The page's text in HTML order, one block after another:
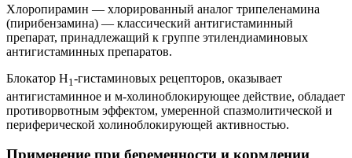
Хлоропирамин — хлорированный аналог трипеленамина
(пирибензамина) — классический антигистаминный
препарат, принадлежащий к группе этилендиаминовых
антигистаминных препаратов.
Блокатор H1-гистаминовых рецепторов, оказывает
антигистаминное и м-холиноблокирующее действие, обладает
противорвотным эффектом, умеренной спазмолитической и
периферической холиноблокирующей активностью.